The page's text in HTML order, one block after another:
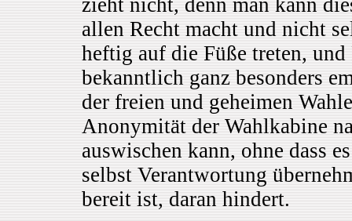
allen Recht macht und nicht
heftig auf die Füße treten, und
bekanntlich ganz besonders
der freien und geheimen
Anonymität der Wahlkabine
auswischen kann, ohne dass
selbst Verantwortung
bereit ist, daran hindert.